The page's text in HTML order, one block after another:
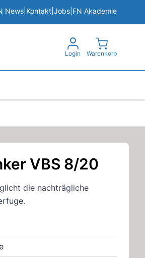
News Kontakt Jobs FN Akademie
Login
View cart,
Warenkorb
VBS 8/20
die nachträgliche